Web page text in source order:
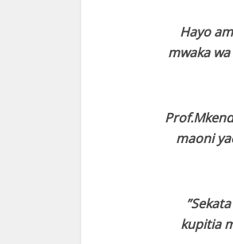
Hayo
mwaka
maoni
kupitia